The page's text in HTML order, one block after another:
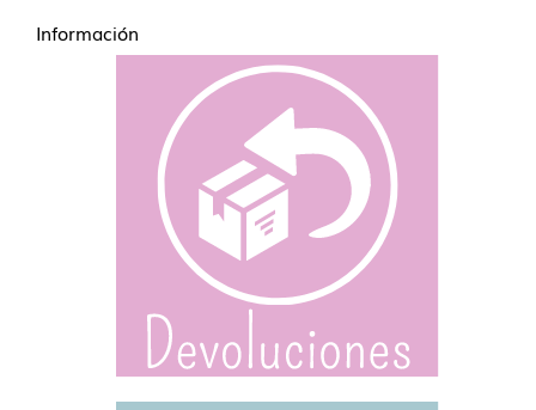
Información